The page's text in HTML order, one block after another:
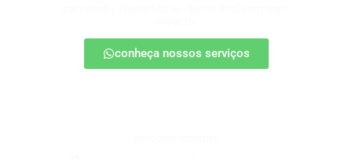
conheça nossos serviços